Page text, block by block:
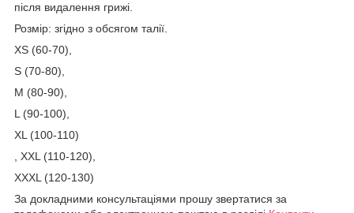
після видалення грижі.
Розмір: згідно з обсягом талії.
XS (60-70),
S (70-80),
M (80-90),
L (90-100),
XL (100-110)
, XXL (110-120),
XXXL (120-130)
За докладними консультаціями прошу звертатися за